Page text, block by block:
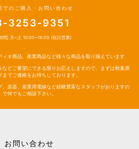
でのご購入・お問い合わせ
3253-9351
間] 月~土 10:00~18:00 (祝日営業)
ィオ商品、産業商品など様々な商品を取り揃えています
どご要望にできる限りお応えしますので、まずは秋葉原
までご連絡をお待ちしております。
、楽器、産業用電線など経験豊富なスタッフがおりますの
で何でもご相談下さい。
お問い合わせ